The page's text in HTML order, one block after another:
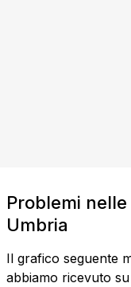
Problemi
Umbria
Il grafico seguente
abbiamo ricevuto